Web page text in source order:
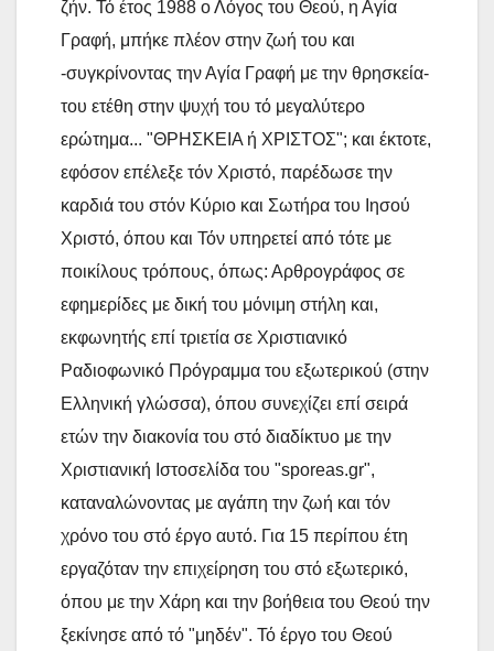
ζήν. Τό έτος 1988 ο Λόγος του Θεού, η Αγία
Γραφή, μπήκε πλέον στην ζωή του και
-συγκρίνοντας την Αγία Γραφή με την θρησκεία-
του ετέθη στην ψυχή του τό μεγαλύτερο
ερώτημα... "ΘΡΗΣΚΕΙΑ ή ΧΡΙΣΤΟΣ"; και έκτοτε,
εφόσον επέλεξε τόν Χριστό, παρέδωσε την
καρδιά του στόν Κύριο και Σωτήρα του Ιησού
Χριστό, όπου και Τόν υπηρετεί από τότε με
ποικίλους τρόπους, όπως: Αρθρογράφος σε
εφημερίδες με δική του μόνιμη στήλη και,
εκφωνητής επί τριετία σε Χριστιανικό
Ραδιοφωνικό Πρόγραμμα του εξωτερικού (στην
Ελληνική γλώσσα), όπου συνεχίζει επί σειρά
ετών την διακονία του στό διαδίκτυο με την
Χριστιανική Ιστοσελίδα του "sporeas.gr",
καταναλώνοντας με αγάπη την ζωή και τόν
χρόνο του στό έργο αυτό. Για 15 περίπου έτη
εργαζόταν την επιχείρηση του στό εξωτερικό,
όπου με την Χάρη και την βοήθεια του Θεού την
ξεκίνησε από τό "μηδέν". Τό έργο του Θεού